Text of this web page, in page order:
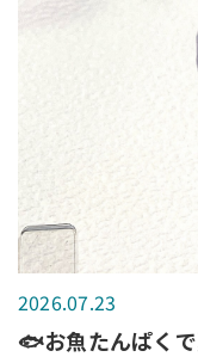
2026.07.23
🐟お魚たんぱく